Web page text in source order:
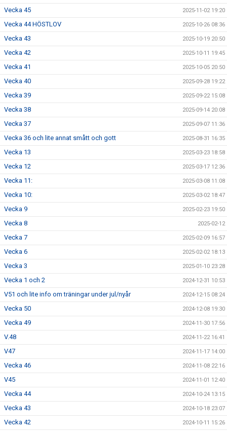
Vecka 45 2025-11-02 19:20
Vecka 44 HÖSTLOV 2025-10-26 08:36
Vecka 43 2025-10-19 20:50
Vecka 42 2025-10-11 19:45
Vecka 41 2025-10-05 20:50
Vecka 40 2025-09-28 19:22
Vecka 39 2025-09-22 15:08
Vecka 38 2025-09-14 20:08
Vecka 37 2025-09-07 11:36
Vecka 36 och lite annat smått och gott 2025-08-31 16:35
Vecka 13 2025-03-23 18:58
Vecka 12 2025-03-17 12:36
Vecka 11: 2025-03-08 11:08
Vecka 10: 2025-03-02 18:47
Vecka 9 2025-02-23 19:50
Vecka 8 2025-02-12
Vecka 7 2025-02-09 16:57
Vecka 6 2025-02-02 18:13
Vecka 3 2025-01-10 23:28
Vecka 1 och 2 2024-12-31 10:53
V51 och lite info om träningar under jul/nyår 2024-12-15 08:24
Vecka 50 2024-12-08 19:30
Vecka 49 2024-11-30 17:56
V.48 2024-11-22 16:41
V47 2024-11-17 14:00
Vecka 46 2024-11-08 22:16
V45 2024-11-01 12:40
Vecka 44 2024-10-24 13:15
Vecka 43 2024-10-18 23:07
Vecka 42 2024-10-11 15:26